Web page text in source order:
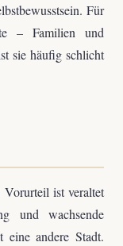
Für
– Familien und
sie häufig schlicht
ist veraltet
und wachsende
eine andere Stadt.